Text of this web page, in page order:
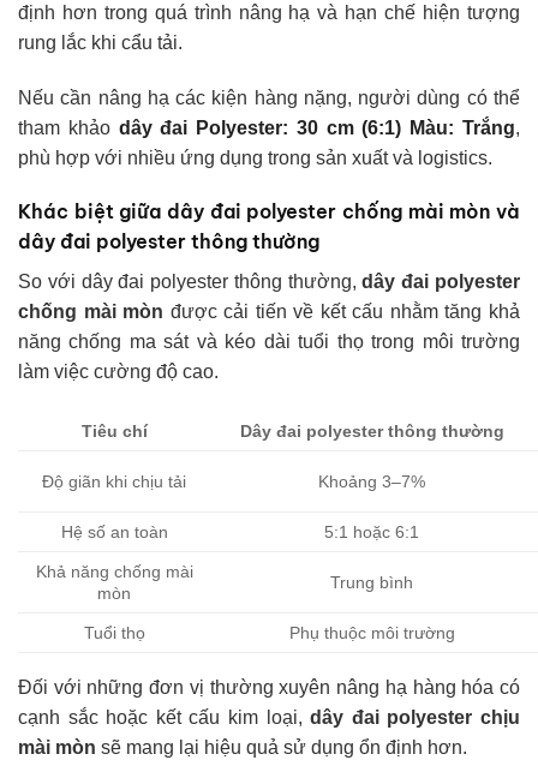
định hơn trong quá trình nâng hạ và hạn chế hiện tượng
rung lắc khi cẩu tải.
Nếu cần nâng hạ các kiện hàng nặng, người dùng có thể
tham khảo dây đai Polyester: 30 cm (6:1) Màu: Trắng,
phù hợp với nhiều ứng dụng trong sản xuất và logistics.
Khác biệt giữa dây đai polyester chống mài mòn và
dây đai polyester thông thường
So với dây đai polyester thông thường,dây đai polyester
chống mài mòn được cải tiến về kết cấu nhằm tăng khả
năng chống ma sát và kéo dài tuổi thọ trong môi trường
làm việc cường độ cao.
Tiêu chí Dây đai polyester thông thường
Độ giãn khi chịu tải Khoảng 3–7%
Hệ số an toàn 5:1 hoặc 6:1
Khả năng chống mài
mòn
Trung bình
Tuổi thọ Phụ thuộc môi trường
Đối với những đơn vị thường xuyên nâng hạ hàng hóa có
cạnh sắc hoặc kết cấu kim loại,dây đai polyester chịu
mài mòn sẽ mang lại hiệu quả sử dụng ổn định hơn.